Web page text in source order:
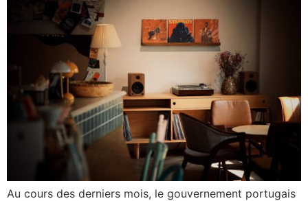
Au cours des derniers mois, le gouvernement portugais